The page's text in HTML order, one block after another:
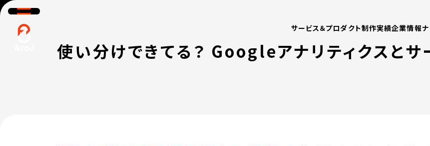
ナレッジブログ ニュース お役立ち資料 お問い合わせ
サービス＆プロダクト制作実績企業情報
使い分けできてる？ Googleアナリティクスと